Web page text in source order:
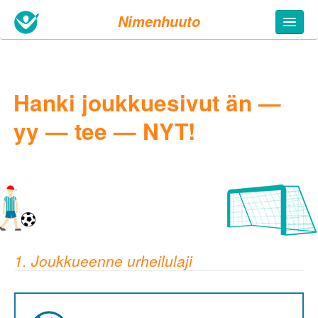
Nimenhuuto
Hanki joukkuesivut än —
yy — tee — NYT!
1. Joukkueenne urheilulaji
5. Täytä tietosi